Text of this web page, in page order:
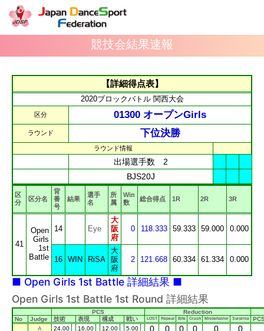
競技会結果速報
【詳細得点表】
2020ブロックバトル 関西大会
区分 01300 オープンGirls
ラウンド 下位決勝
ラウンド情報
出場選手数 2
BJS20J
区
分
区分名
背
番
号
結果
選手
名
所
属
Win
数
総合得点 1R 2R 3R
41
Open
Girls
1st
Battle
14 Eye
大
阪
府
0 118.333 59.333 59.000 0.000
16 WIN RiSA
大
阪
府
2 121.668 60.334 61.334 0.000
■ Open Girls 1st Battle 詳細結果 ■
Open Girls 1st Battle 1st Round 詳細結果
PCS Reduction
No
Judge 技術 表現 構成 戦い LOST Repeat Bite Crash Misbehavior Surprise
A 24.00 16.00 12.00 5.00 0 0 0 0 0 0